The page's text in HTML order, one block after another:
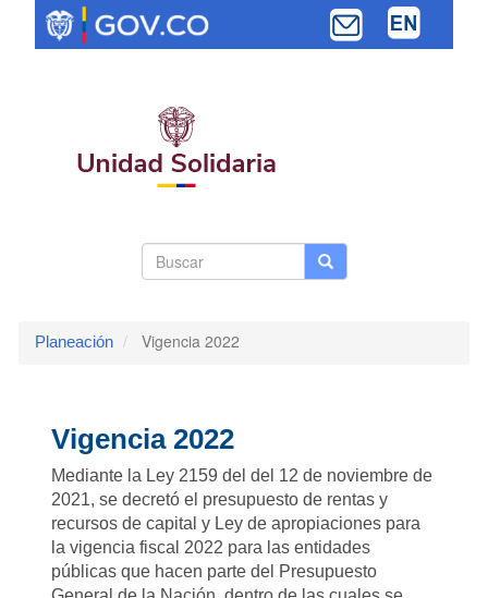
contenido
Buscar Buscar
Planeación Vigencia 2022
Vigencia 2022
Mediante la Ley 2159 del del 12 de noviembre de
2021, se decretó el presupuesto de rentas y
recursos de capital y Ley de apropiaciones para
la vigencia fiscal 2022 para las entidades
públicas que hacen parte del Presupuesto